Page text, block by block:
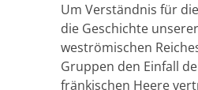
Um Verständnis für
die Geschichte
weströmischen
Gruppen den Einfall
fränkischen Heere